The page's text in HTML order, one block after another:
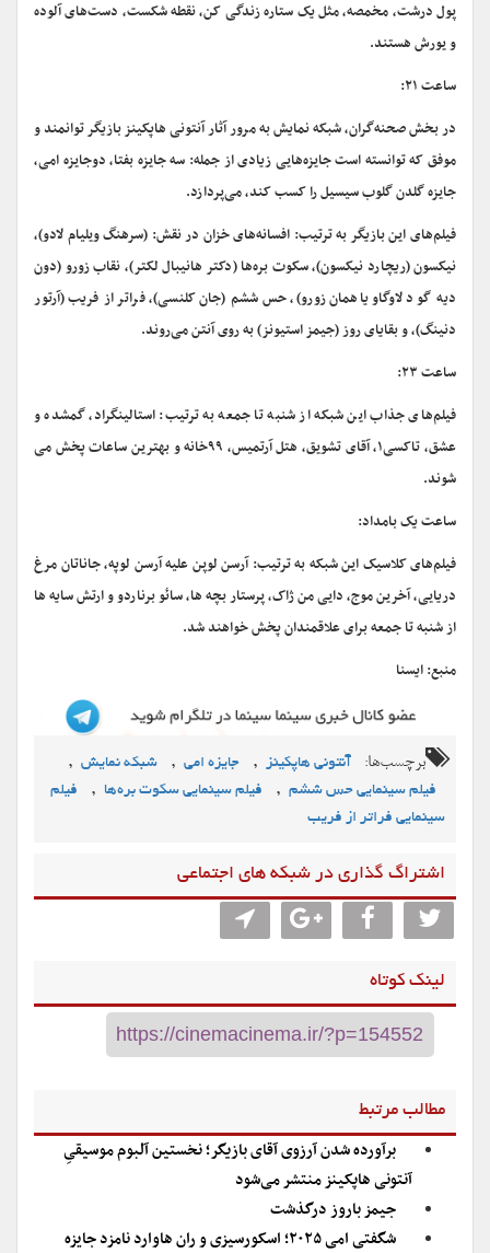
پول درشت، مخمصه، مثل یک ستاره زندگی کن، نقطه شکست، دست‌های آلوده
و یورش هستند.
ساعت ۲۱:
در بخش صحنه‌گران، شبکه نمایش به مرور آثار آنتونی هاپکینز بازیگر توانمند و
موفق که توانسته است جایزه‌هایی زیادی از جمله: سه جایزه بفتا، دوجایزه امی،
جایزه گلدن گلوب سیسیل را کسب کند، می‌پردازد.
فیلم‌های این بازیگر به ترتیب: افسانه‌های خزان در نقش: (سرهنگ ویلیام لادو)،
نیکسون (ریچارد نیکسون)، سکوت بره‌ها (دکتر هانیبال لکتر)، نقاب زورو (دون
دیه گو د لاوگاو یاهمان زورو)، حس ششم (جان کلنسی)، فراتر از فریب (آرتور
دنینگ)، و بقایای روز (جیمز استیونز) به روی آنتن می‌روند.
ساعت ۲۳:
فیلم‌های جذاب این شبکه از شنبه تا جمعه به ترتیب: استالینگراد، گمشده و
عشق، تاکسی۱، آقای تشویق، هتل آرتمیس، ۹۹خانه و بهترین ساعات پخش می
شوند.
ساعت یک بامداد:
فیلم‌های کلاسیک این شبکه به ترتیب: آرسن لوپن علیه آرسن لوپه، جاناتان مرغ
دریایی، آخرین موج، دایی من ژاک، پرستار بچه ها، سائو برناردو و ارتش سایه ها
از شنبه تا جمعه برای علاقمندان پخش خواهند شد.
منبع: ایسنا
برچسب‌ها: آنتونی هاپکینز , جایزه امی , شبکه نمایش ,
فیلم سینمایی حس ششم , فیلم سینمایی سکوت بره‌ها ,
فیلم
سینمایی فراتر از فریب
اشتراگ گذاری در شبکه های اجتماعی
لینک کوتاه
مطالب مرتبط
برآورده شدن آرزوی آقای بازیگر؛ نخستین آلبوم موسیقیِ
آنتونی هاپکینز منتشر می‌شود
جیمز باروز درگذشت
شگفتی امی ۲۰۲۵؛ اسکورسیزی و ران هاوارد نامزد جایزه